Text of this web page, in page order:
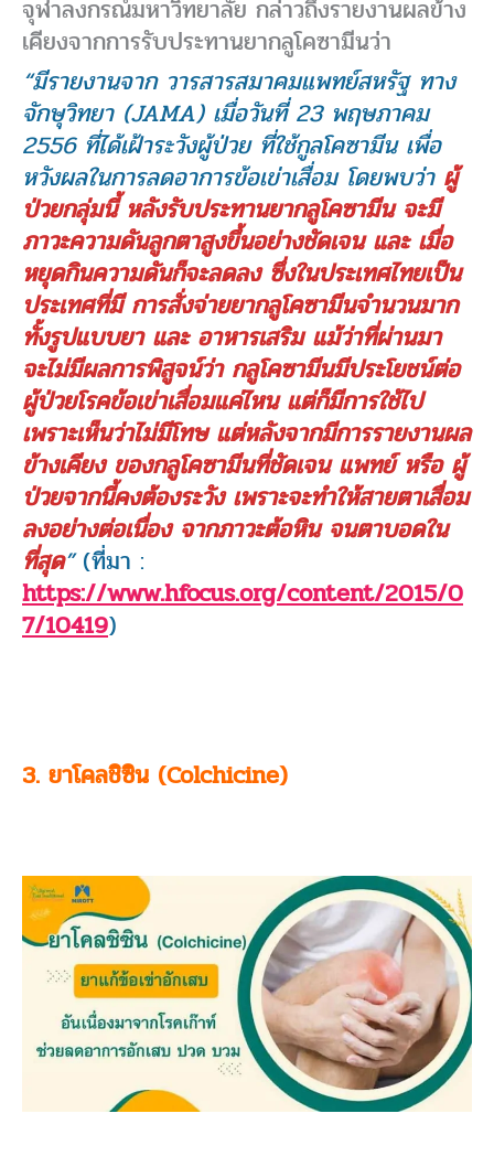
จุฬาลงกรณ์มหาวิทยาลัย กล่าวถึงรายงานผลข้าง
เคียงจากการรับประทานยากลูโคซามีนว่า
“มีรายงานจาก วารสารสมาคมแพทย์สหรัฐ ทาง
จักษุวิทยา (JAMA) เมื่อวันที่ 23 พฤษภาคม
2556 ที่ได้เฝ้าระวังผู้ป่วย ที่ใช้กูลโคซามีน เพื่อ
หวังผลในการลดอาการข้อเข่าเสื่อม โดยพบว่า ผู้
ป่วยกลุ่มนี้ หลังรับประทานยากลูโคซามีน จะมี
ภาวะความดันลูกตาสูงขึ้นอย่างชัดเจน และ เมื่อ
หยุดกินความดันก็จะลดลง ซึ่งในประเทศไทยเป็น
ประเทศที่มี การสั่งจ่ายยากลูโคซามีนจำนวนมาก
ทั้งรูปแบบยา และ อาหารเสริม แม้ว่าที่ผ่านมา
จะไม่มีผลการพิสูจน์ว่า กลูโคซามีนมีประโยชน์ต่อ
ผู้ป่วยโรคข้อเข่าเสื่อมแค่ไหน แต่ก็มีการใช้ไป
เพราะเห็นว่าไม่มีโทษ แต่หลังจากมีการรายงานผล
ข้างเคียง ของกลูโคซามีนที่ชัดเจน แพทย์ หรือ ผู้
ป่วยจากนี้คงต้องระวัง เพราะจะทำให้สายตาเสื่อม
ลงอย่างต่อเนื่อง จากภาวะต้อหิน จนตาบอดใน
ที่สุด”(ที่มา :
https://www.hfocus.org/content/2015/0
7/10419)
3. ยาโคลชิซิน (Colchicine)